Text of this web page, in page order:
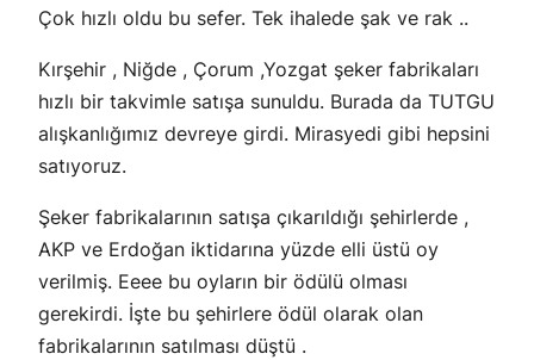
Çok hızlı oldu bu sefer. Tek ihalede şak ve rak ..
Kırşehir , Niğde , Çorum ,Yozgat şeker fabrikaları
hızlı bir takvimle satışa sunuldu. Burada da TUTGU
alışkanlığımız devreye girdi. Mirasyedi gibi hepsini
satıyoruz.
Şeker fabrikalarının satışa çıkarıldığı şehirlerde ,
AKP ve Erdoğan iktidarına yüzde elli üstü oy
verilmiş. Eeee bu oyların bir ödülü olması
gerekirdi. İşte bu şehirlere ödül olarak olan
fabrikalarının satılması düştü .